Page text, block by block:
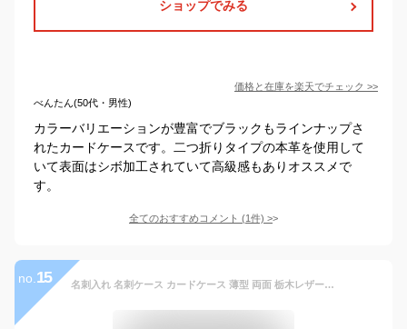
ショップでみる
価格と在庫を楽天でチェック >>
べんたん(50代・男性)
カラーバリエーションが豊富でブラックもラインナップさ
れたカードケースです。二つ折りタイプの本革を使用して
いて表面はシボ加工されていて高級感もありオススメで
す。
全てのおすすめコメント (1件) >
no. 15 名刺入れ 名刺ケース カードケース 薄型 両面 栃木レザー 薄い スリム | メンズ レディース 男性 女性用 革 皮 本革 ブランド Freaks&co. かわいい おしゃれ 日本製 レザー 黒 ギフト プレゼント 就職祝い 【シンプル名刺入れ】 ポイントカード